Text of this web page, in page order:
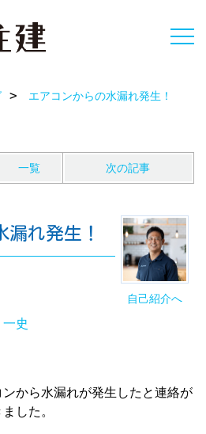
エアコンからの水漏れ発生！
一覧 次の記事
自己紹介へ
漏れ発生！
史
から水漏れが発生したと連絡が
した。